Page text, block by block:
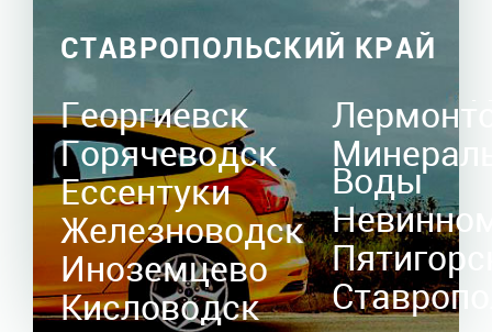
СТАВРОПОЛЬСКИЙ КРАЙ
Георгиевск
Горячеводск
Ессентуки
Железноводск
Иноземцево
Кисловодск
Воды